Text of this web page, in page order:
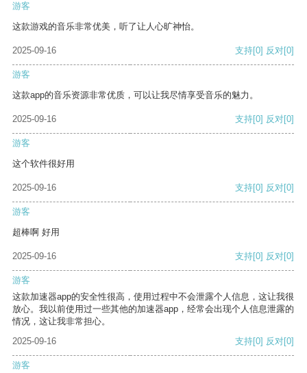
游客
这款游戏的音乐非常优美，听了让人心旷神怡。
2025-09-16 支持[0] 反对[0]
游客
这款app的音乐资源非常优质，可以让我尽情享受音乐的魅力。
2025-09-16 支持[0] 反对[0]
游客
这个软件很好用
2025-09-16 支持[0] 反对[0]
游客
超棒啊 好用
2025-09-16 支持[0] 反对[0]
游客
这款加速器app的安全性很高，使用过程中不会泄露个人信息，这让我很
放心。我以前使用过一些其他的加速器app，经常会出现个人信息泄露的
情况，这让我非常担心。
2025-09-16
支持[0] 反对[0]
游客